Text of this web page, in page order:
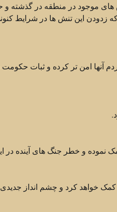
موجود در منطقه در گذشته و
که زدودن این تنش ها در شرایط
آنها امن تر کرده و ثبات
نموده و خطر جنگ های آینده در
خواهد کرد و چشم انداز جدیدی